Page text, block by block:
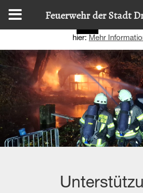
Diese Website nutzt Cookies, um
hier: Mehr
Feuerwehr der Stadt